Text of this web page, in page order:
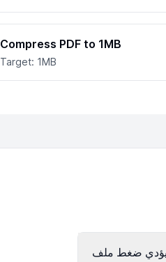
Compress PDF to 1MB
Target: 1MB